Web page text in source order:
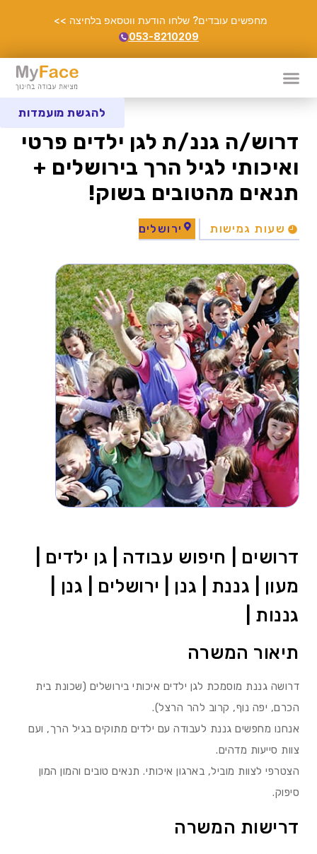
מחפשים עובדים? שלחו הודעת ווטסאפ בלחיצה >>
053-8210209
דרוש/ה גננ/ת לגן ילדים פרטי
ואיכותי לגיל הרך בירושלים +
תנאים מהטובים בשוק!
שעות גמישות ירושלים
להגשת מועמדות
דרושים | חיפוש עבודה | גן ילדים |
מעון | גננת | גנן | ירושלים | גנן |
גננות |
תיאור המשרה
דרושה גננת מוסמכת לגן ילדים איכותי בירושלים (שכונת בית
הכרם, יפה נוף, קרוב להר הרצל).
אנחנו מחפשים גננת לעבודה עם ילדים מתוקים בגיל הרך, ועם
צוות סייעות מדהים.
הצטרפי לצוות מוביל, בארגון איכותי. תנאים טובים והמון המון
סיפוק.
דרישות המשרה